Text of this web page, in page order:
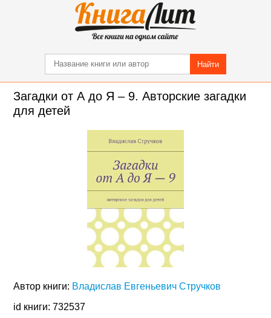
Найти
Загадки от А до Я – 9. Авторские загадки
для детей
Автор книги: Владислав Евгеньевич Стручков
id книги: 732537